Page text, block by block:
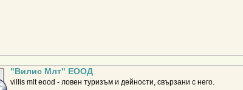
"Вилис Млт" ЕООД
villis mlt eood - ловен туризъм и дейности, свързани с него.